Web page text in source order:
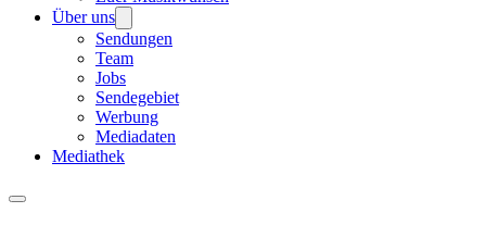
Über uns
Sendungen
Team
Jobs
Sendegebiet
Werbung
Mediadaten
Mediathek